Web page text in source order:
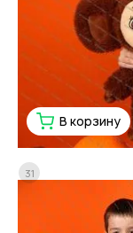
В корзину
31